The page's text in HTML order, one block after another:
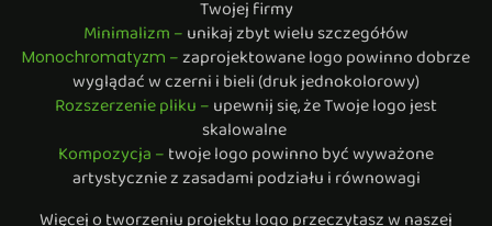
Twojej firmy
Minimalizm –unikaj zbyt wielu szczegółów
Monochromatyzm –zaprojektowane logo powinno dobrze
wyglądać w czerni i bieli (druk jednokolorowy)
Rozszerzenie pliku –upewnij się, że Twoje logo jest
skalowalne
Kompozycja –twoje logo powinno być wyważone
artystycznie z zasadami podziału i równowagi